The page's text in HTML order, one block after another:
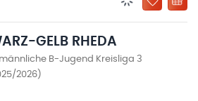
ZU
GELB RHEDA
B-Jugend Kreisliga 3
2026)